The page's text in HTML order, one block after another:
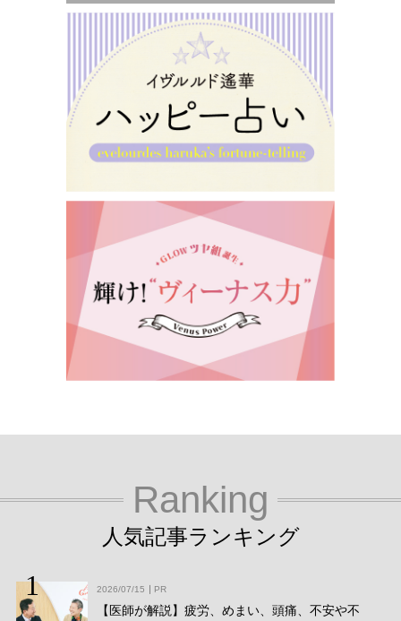
Ranking
人気記事ランキング
2026/07/15 PR
【医師が解説】疲労、めまい、頭痛、不安や不